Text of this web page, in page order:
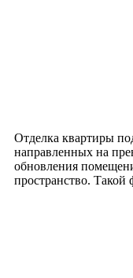
Отделка квартиры
направленных на
обновления
пространство. Такой